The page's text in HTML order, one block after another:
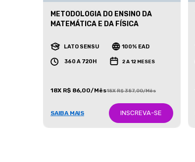
METODOLOGIA DO ENSINO DA
MATEMÁTICA E DA FÍSICA
LATO SENSU 100% EAD
360 A 720H 2 A 12 MESES
18X R$ 86,00/Mês18X R$ 387,00/Mês
SAIBA MAIS INSCREVA-SE